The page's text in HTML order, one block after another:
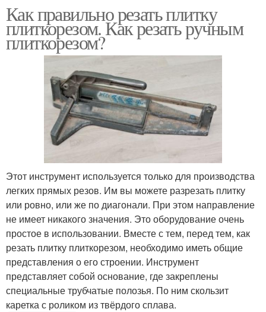
Как правильно резать плитку
плиткорезом. Как резать ручным
плиткорезом?
Этот инструмент используется только для производства
легких прямых резов. Им вы можете разрезать плитку
или ровно, или же по диагонали. При этом направление
не имеет никакого значения. Это оборудование очень
простое в использовании. Вместе с тем, перед тем, как
резать плитку плиткорезом, необходимо иметь общие
представления о его строении. Инструмент
представляет собой основание, где закреплены
специальные трубчатые полозья. По ним скользит
каретка с роликом из твёрдого сплава.